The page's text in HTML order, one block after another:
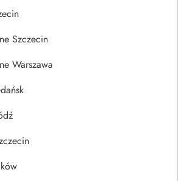
Szczecin
Warszawa